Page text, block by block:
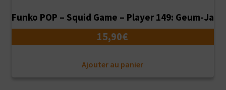
Funko POP – Squid Game – Player 149: Geum-Ja
15,90€
Ajouter au panier